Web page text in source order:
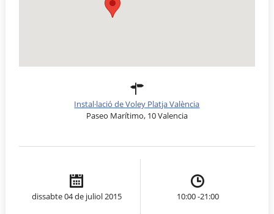
Instal·lació de Voley Platja València
Paseo Marítimo, 10 Valencia
dissabte 04 de juliol 2015 10:00 -21:00